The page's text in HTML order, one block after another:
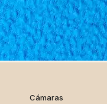
Cámaras